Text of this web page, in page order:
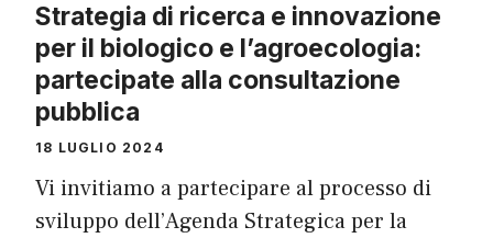
Strategia di ricerca e innovazione
per il biologico e l’agroecologia:
partecipate alla consultazione
pubblica
18 LUGLIO 2024
Vi invitiamo a partecipare al processo di
sviluppo dell’Agenda Strategica per la